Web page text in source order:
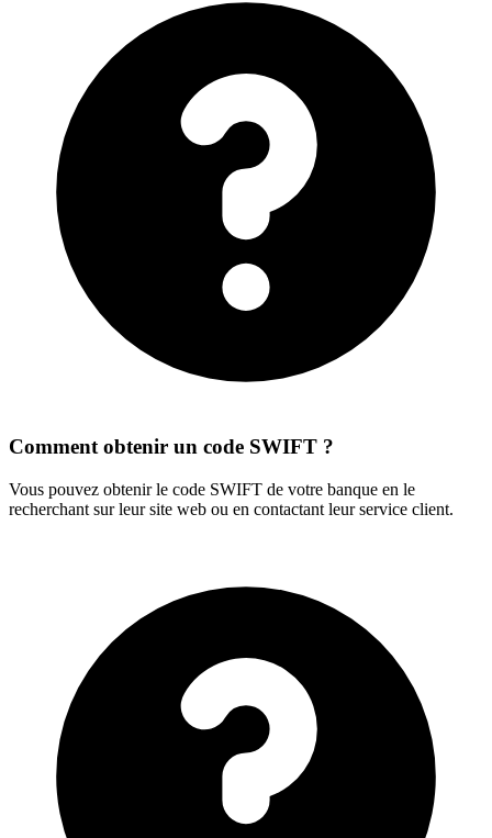
Comment obtenir un code SWIFT ?
Vous pouvez obtenir le code SWIFT de votre banque en le
recherchant sur leur site web ou en contactant leur service client.